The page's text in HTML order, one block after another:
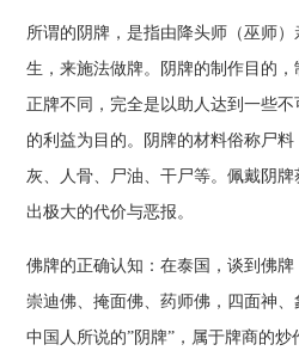
所谓的阴牌，是指由降头师（巫师
生，来施法做牌。阴牌的制作目的
正牌不同，完全是以助人达到一些
的利益为目的。阴牌的材料俗称尸
灰、人骨、尸油、干尸等。佩戴阴
出极大的代价与恶报。
佛牌的正确认知：在泰国，谈到佛牌
崇迪佛、掩面佛、药师佛，四面神、
中国人所说的”阴牌”，属于牌商的